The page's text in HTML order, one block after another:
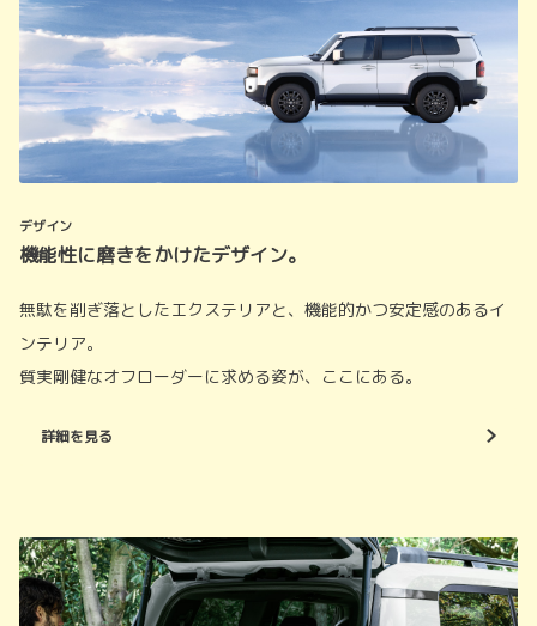
デザイン
機能性に磨きをかけたデザイン。
無駄を削ぎ落としたエクステリアと、機能的かつ安定感のあるイ
ンテリア。
質実剛健なオフローダーに求める姿が、ここにある。
詳細を見る